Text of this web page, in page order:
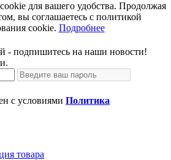
для вашего удобства. Продолжая
вы соглашаетесь с политикой
cookie.​​​​​​​ Подробнее
- подпишитесь на наши новости!
с условиями Политика
товара